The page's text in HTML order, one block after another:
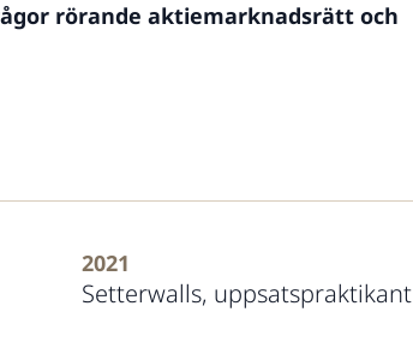
rörande aktiemarknadsrätt och
2021
Setterwalls, uppsatspraktikant